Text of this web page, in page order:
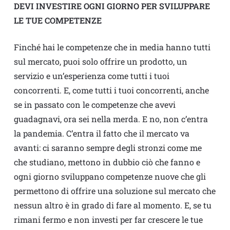
DEVI INVESTIRE OGNI GIORNO PER SVILUPPARE
LE TUE COMPETENZE
Finché hai le competenze che in media hanno tutti
sul mercato, puoi solo offrire un prodotto, un
servizio e un’esperienza come tutti i tuoi
concorrenti. E, come tutti i tuoi concorrenti, anche
se in passato con le competenze che avevi
guadagnavi, ora sei nella merda. E no, non c’entra
la pandemia. C’entra il fatto che il mercato va
avanti: ci saranno sempre degli stronzi come me
che studiano, mettono in dubbio ciò che fanno e
ogni giorno sviluppano competenze nuove che gli
permettono di offrire una soluzione sul mercato che
nessun altro è in grado di fare al momento. E, se tu
rimani fermo e non investi per far crescere le tue